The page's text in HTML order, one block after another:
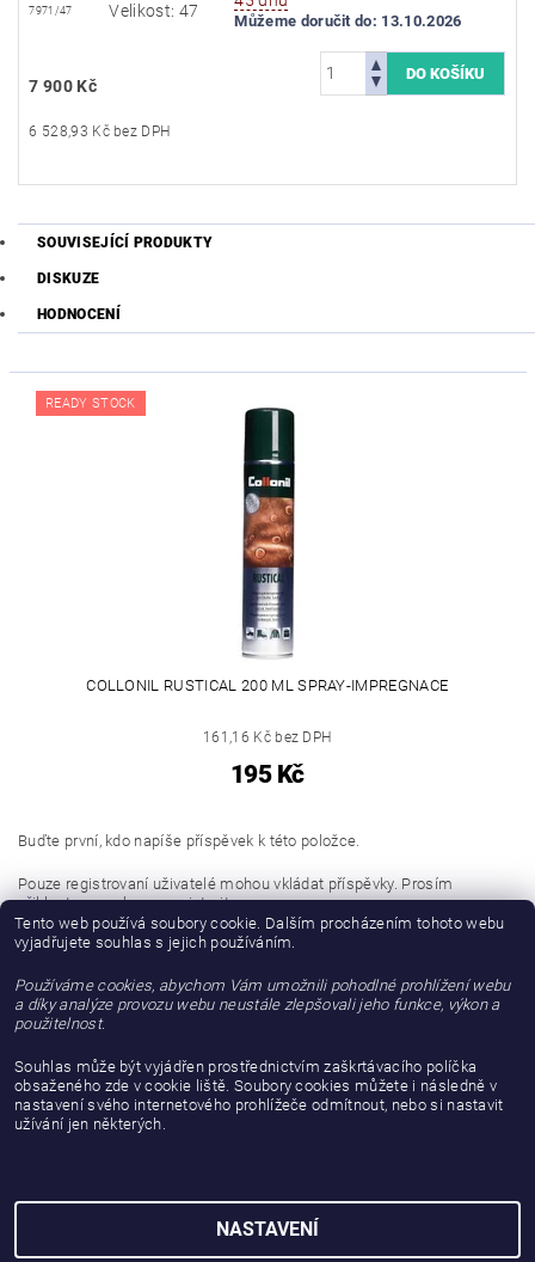
7971/47 Velikost: 47
Můžeme doručit do: 13.10.2026
7 900 Kč
6 528,93 Kč bez DPH
SOUVISEJÍCÍ PRODUKTY
DISKUZE
HODNOCENÍ
READY STOCK
COLLONIL RUSTICAL 200 ML SPRAY-IMPREGNACE
161,16 Kč bez DPH
195 Kč
Buďte první, kdo napíše příspěvek k této položce.
Pouze registrovaní uživatelé mohou vkládat příspěvky. Prosím
přihlaste senebo seregistrujte.
Buďte první, kdo napíše příspěvek k této položce.
Přidat hodnocení
Tento web používá soubory cookie. Dalším procházením tohoto webu
vyjadřujete souhlas s jejich používáním.
Používáme cookies, abychom Vám umožnili pohodlné prohlížení webu
a díky analýze provozu webu neustále zlepšovali jeho funkce, výkon a
použitelnost.
Souhlas může být vyjádřen prostřednictvím zaškrtávacího políčka
obsaženého zde v cookie liště. Soubory cookies můžete i následně v
nastavení svého internetového prohlížeče odmítnout, nebo si nastavit
užívání jen některých.
NASTAVENÍ